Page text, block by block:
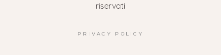
riservati
PRIVACY POLICY